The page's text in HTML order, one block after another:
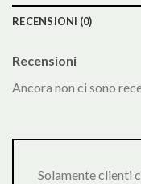
RECENSIONI (0)
Recensioni
Ancora non ci sono
Solamente clienti